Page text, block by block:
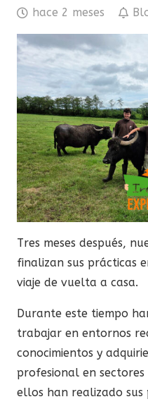
hace 2 meses
Tres meses después,
finalizan sus prácticas
viaje de vuelta a casa.
Durante este tiempo
trabajar en entornos
conocimientos y
profesional en
ellos han realizado sus